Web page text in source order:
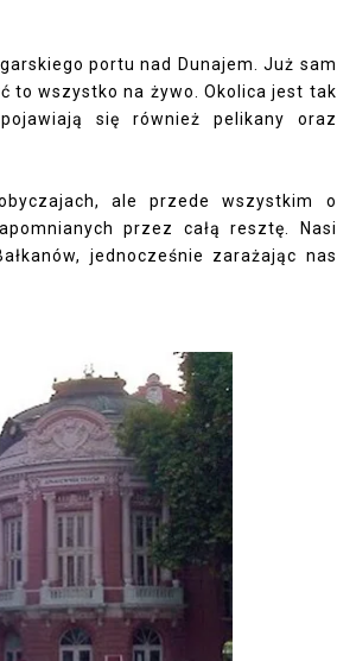
portu nad Dunajem. Już sam
to wszystko na żywo. Okolica jest tak
się również pelikany oraz
ale przede wszystkim o
przez całą resztę. Nasi
jednocześnie zarażając nas